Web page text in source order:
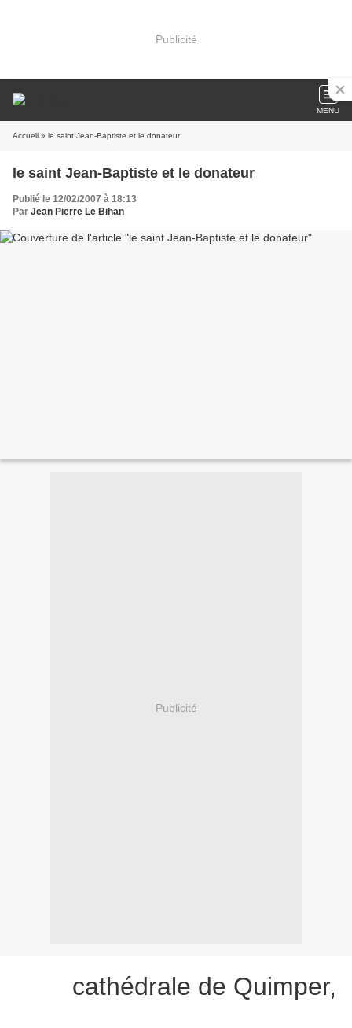
Publicité
MENU
Accueil » le saint Jean-Baptiste et le donateur
le saint Jean-Baptiste et le donateur
Publié le 12/02/2007 à 18:13
Par Jean Pierre Le Bihan
Publicité
cathédrale de Quimper,